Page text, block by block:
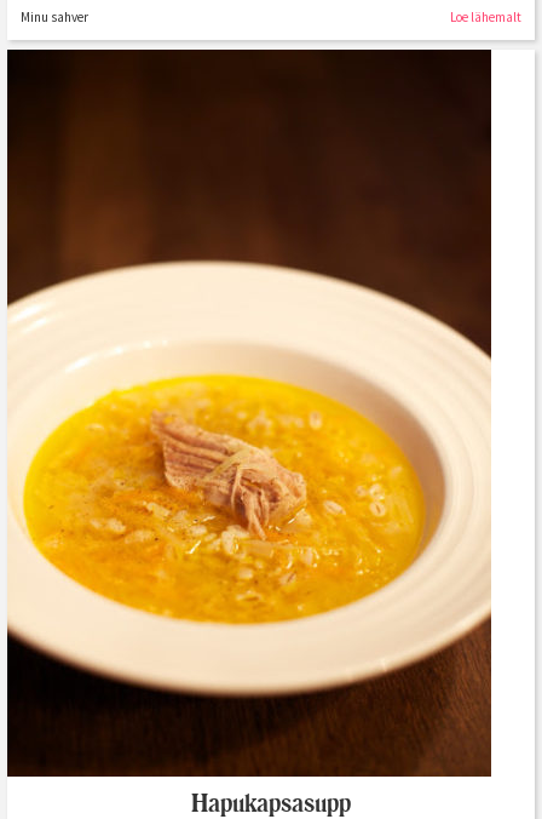
Minu sahver Loe lähemalt
Hapukapsasupp